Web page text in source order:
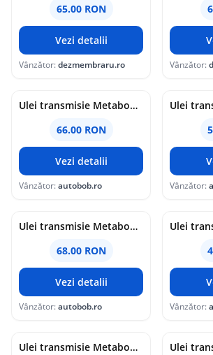
65.00 RON
Vezi detalii
Vânzător:dezmembraru.ro Vânzător:
Ulei transmisie Metabond ATF III 1L
66.00 RON
Vezi detalii
Vânzător:autobob.ro Vânzător:
Ulei transmisie Metabond GL-5 75W90 1L
68.00 RON
Vezi detalii
Vânzător:autobob.ro Vânzător:
Ulei transmisie Metabond GEAR 75W80 5L